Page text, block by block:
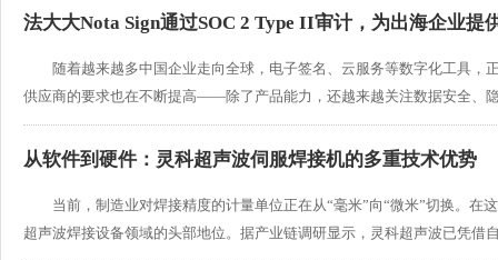
法大大Nota Sign通过SOC 2 Type II审计，为出海企业提
随着越来越多中国企业走向全球，电子签名、云服务等数字化工具
供应商的要求也在不断提高——除了产品能力，还越来越关注数据安全、
从软件到硬件：灵科超声波伺服焊接机的多重技术优势
当前，制造业对焊接精度的计量单位正在从“毫米”向“微米”切换。
超声波焊接设备领域的头部地位。据产业链调研显示，灵科超声波已凭借